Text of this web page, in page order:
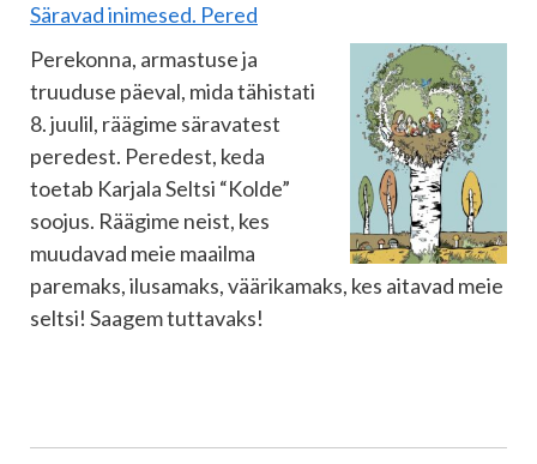
Säravad inimesed. Pered
Perekonna, armastuse ja
truuduse päeval, mida tähistati
8. juulil, räägime säravatest
peredest. Peredest, keda
toetab Karjala Seltsi “Kolde”
soojus. Räägime neist, kes
muudavad meie maailma
paremaks, ilusamaks, väärikamaks, kes aitavad meie
seltsi! Saagem tuttavaks!